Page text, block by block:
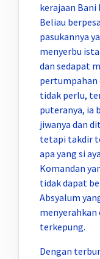
kerajaan Bani
Beliau
pasukannya
menyerbu
dan sedapat
pertumpahan
tidak perlu,
puteranya, ia
jiwanya dan
tetapi takdir
apa yang si
Komandan
tidak dapat
Absyalum
terkepung.
Dengan